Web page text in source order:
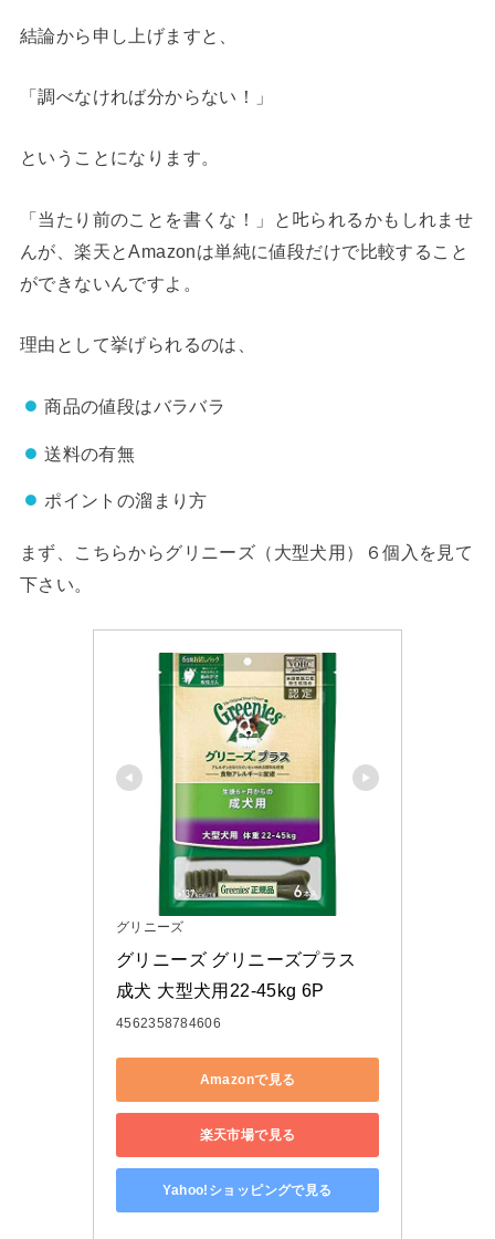
結論から申し上げますと、
「調べなければ分からない！」
ということになります。
「当たり前のことを書くな！」と𠮟られるかもしれませ
んが、楽天とAmazonは単純に値段だけで比較すること
ができないんですよ。
理由として挙げられるのは、
商品の値段はバラバラ
送料の有無
ポイントの溜まり方
まず、こちらからグリニーズ（大型犬用）６個入を見て
下さい。
グリニーズ
グリニーズ グリニーズプラス
成犬 大型犬用22-45kg 6P
4562358784606
Amazonで見る
楽天市場で見る
Yahoo!ショッピングで見る